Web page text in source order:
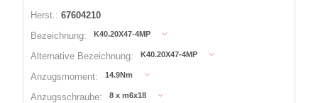
Herst.: 67604210
Bezeichnung:
K40.20X47-4MP
Alternative Bezeichnung: K40.20X47-4MP
Anzugsmoment: 14.9Nm
Anzugsschraube: 8 x m6x18